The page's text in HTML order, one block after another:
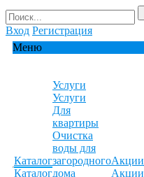
Вход Регистрация
Меню
Каталог
Каталог
Услуги
Услуги
Для
квартиры
Очистка
воды для
загородного
дома
Акции
Акции